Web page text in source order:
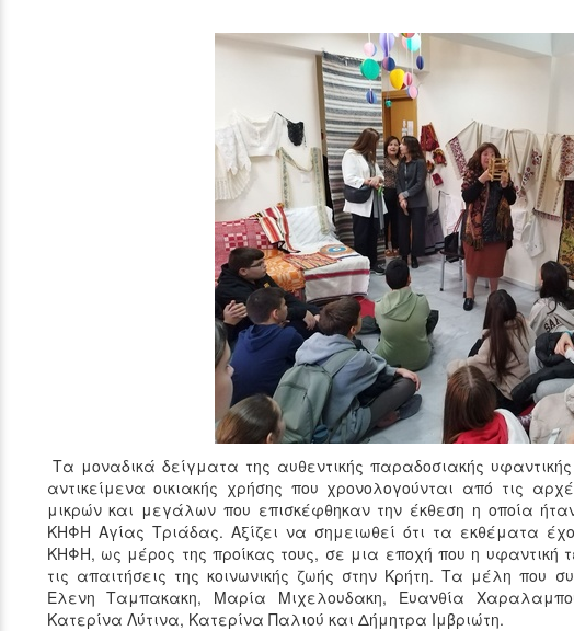
Τα μοναδικά δείγματα της αυθεντικής παραδοσιακής
αντικείμενα οικιακής χρήσης που χρονολογούνται από τις
μικρών και μεγάλων που επισκέφθηκαν την έκθεση η οποία
ΚΗΦΗ Αγίας Τριάδας. Αξίζει να σημειωθεί ότι τα εκθέματα
ΚΗΦΗ, ως μέρος της προίκας τους, σε μια εποχή που η υφαντική
τις απαιτήσεις της κοινωνικής ζωής στην Κρήτη. Τα μέλη που
Ελενη Ταμπακακη, Μαρία Μιχελουδακη, Ευανθία
Κατερίνα Λύτινα, Κατερίνα Παλιού και Δήμητρα Ιμβριώτη.